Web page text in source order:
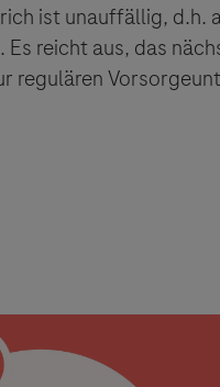
ist unauffällig, d.h.
Es reicht aus, das
regulären